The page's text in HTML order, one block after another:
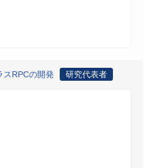
スRPCの開発 研究代表者